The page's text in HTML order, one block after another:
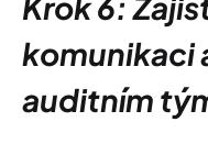
komunikaci
auditním